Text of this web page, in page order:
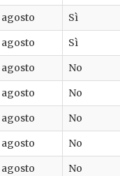
agosto Sì
agosto Sì
agosto No
agosto No
agosto No
agosto No
agosto No